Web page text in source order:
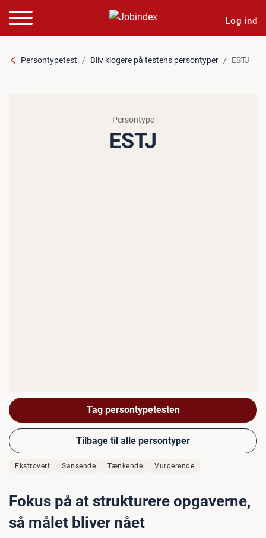
Log ind
Persontypetest Bliv klogere på testens persontyper ESTJ
Persontype
ESTJ
Tag persontypetesten
Tilbage til alle persontyper
Ekstrovert Sansende Tænkende Vurderende
Fokus på at strukturere opgaverne,
så målet bliver nået